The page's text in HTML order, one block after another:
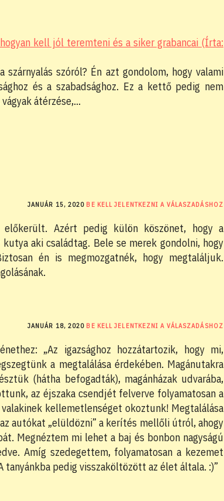
kell jól teremteni és a siker grabancai (Írta:
szárnyalás szóról? Én azt gondolom, hogy valami
és a szabadsághoz. Ez a kettő pedig nem
átérzése,…
JANUÁR 15, 2020 BE KELL JELENTKEZNI A VÁLASZADÁSHOZ
előkerült. Azért pedig külön köszönet, hogy a
aki családtag. Bele se merek gondolni, hogy
én is megmozgatnék, hogy megtaláljuk.
JANUÁR 18, 2020 BE KELL JELENTKEZNI A VÁLASZADÁSHOZ
„Az igazsághoz hozzátartozik, hogy mi,
a megtalálása érdekében. Magánutakra
(hátha befogadták), magánházak udvarába,
az éjszaka csendjét felverve folyamatosan a
kellemetlenséget okoztunk! Megtalálása
autókat „elüldözni” a kerítés mellőli útról, ahogy
Megnéztem mi lehet a baj és bonbon nagyságú
Amíg szedegettem, folyamatosan a kezemet
tanyánkba pedig visszaköltözött az élet általa. :)”